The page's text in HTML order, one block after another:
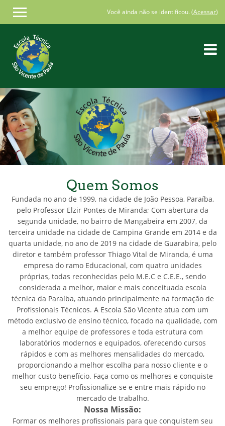
conteúdo
principal
Você ainda não se identificou. (Acessar)
Quem Somos
Fundada no ano de 1999, na cidade de João Pessoa, Paraíba,
pelo Professor Elzir Pontes de Miranda; Com abertura da
segunda unidade, no bairro de Mangabeira em 2007, da
terceira unidade na cidade de Campina Grande em 2014 e da
quarta unidade, no ano de 2019 na cidade de Guarabira, pelo
diretor e também professor Thiago Vital de Miranda, é uma
empresa do ramo Educacional, com quatro unidades
próprias, todas reconhecidas pelo M.E.C e C.E.E., sendo
considerada a melhor, maior e mais conceituada escola
técnica da Paraíba, atuando principalmente na formação de
Profissionais Técnicos. A Escola São Vicente atua com um
método exclusivo de ensino técnico, focado na qualidade, com
a melhor equipe de professores e toda estrutura com
laboratórios modernos e equipados, oferecendo cursos
rápidos e com as melhores mensalidades do mercado,
proporcionando a melhor escolha para nosso cliente e o
melhor custo benefício. Faça como os melhores e conquiste
seu emprego! Profissionalize-se e entre mais rápido no
mercado de trabalho.
Nossa Missão:
Formar os melhores profissionais para que conquistem seu